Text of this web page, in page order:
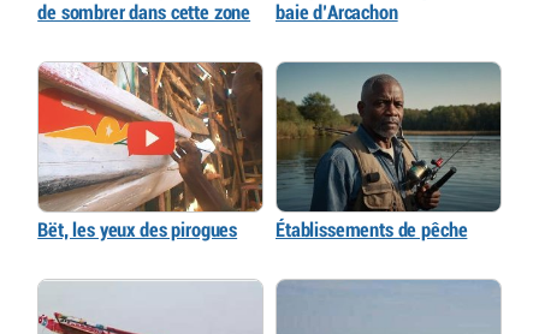
de sombrer dans cette zone
baie d’Arcachon
Bët, les yeux des pirogues Établissements de pêche